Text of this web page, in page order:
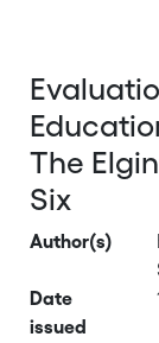
The
Six
Author(s)
Date
issued